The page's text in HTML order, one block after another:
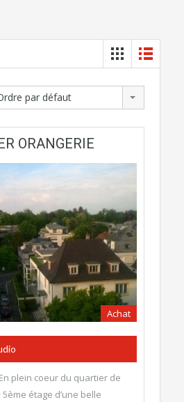
par défaut
ORANGERIE
Achat
En plein coeur du quartier de
étage d’une belle